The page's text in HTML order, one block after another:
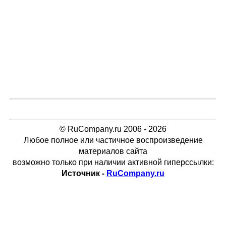
© RuCompany.ru 2006 - 2026
Любое полное или частичное воспроизведение
материалов сайта
возможно только при наличии активной гиперссылки:
Источник - RuCompany.ru